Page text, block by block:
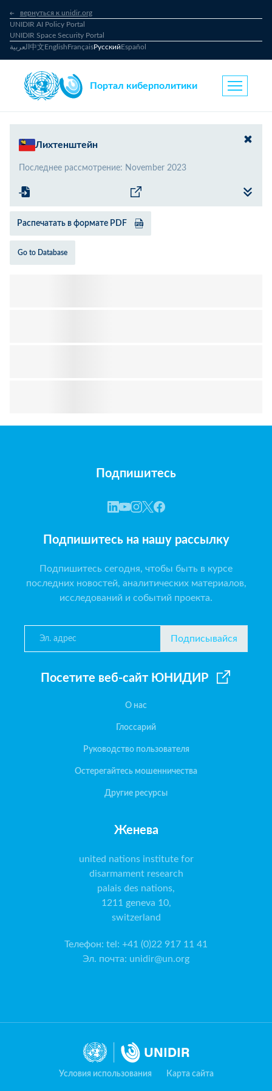
вернуться к unidir.org
UNIDIR AI Policy Portal
UNIDIR Space Security Portal
العربية 中文EnglishFrançaisРусскийEspañol
Портал киберполитики
Лихтенштейн
Последнее рассмотрение: November 2023
Распечатать в формате PDF
Go to Database
Подпишитесь
Подпишитесь на нашу рассылку
Подпишитесь сегодня, чтобы быть в курсе
последних новостей, аналитических материалов,
исследований и событий проекта.
Подписывайся
Посетите веб-сайт ЮНИДИР
О нас
Глоссарий
Руководство пользователя
Остерегайтесь мошенничества
Другие ресурсы
Женева
united nations institute for
disarmament research
palais des nations,
1211 geneva 10,
switzerland
Телефон: tel: +41 (0)22 917 11 41
Эл. почта: unidir@un.org
Условия использования Карта сайта